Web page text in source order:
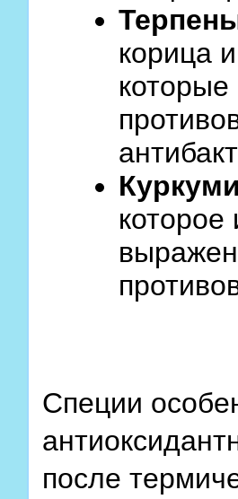
корица
которое
Специи
после